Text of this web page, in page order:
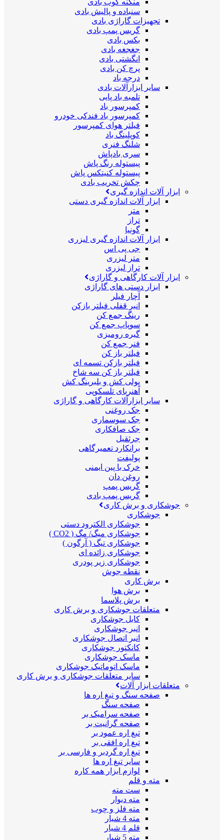
منگنه کوب بادی
سنباده و پالیش بادی
تجهیزات گاراژی بادی
گریس پمپ بادی
بکس بادی
جغجغه بادی
انگشتی بادی
پرچ کن بادی
درجه باد
سایر ابزارآلات بادی
تلمبه باد پایی
کمپرسور باد
کمپرسور باد فندکی خودرو
فیلتر هوای کمپرسور
کوپلینگ باد
شلنگ فنری
سری بادپاش
پیستوله رنگ پاش
پیستوله کنیتکس پاش
چکش تخریب بادی
ابزار آلات اندازه گیری
ابزار آلات اندازه گیری دستی
متر
تراز
گونیا
ابزار آلات اندازه گیری لیزری
جی پی اس
متر لیزری
تراز لیزری
ابزار آلات کارگاهی و گاراژی
ابزار دستی های گاراژی
آچار فیلر
انبر قفلی فیلتر بازکن
رینگ جمع کن
سوپاپ جمع کن
گیره رومیزی
فنر جمع کن
فیلتر باز کن
فیلتر بازکن تسمه ای
فیلتر باز کن سه شاخ
پولی کش و بلبرینگ کش
آهنربای تلسکوپی
سایر ابزارآلات کارگاهی و گاراژی
جک روغنی
جک سوسماری
جک صافکاری
جرثقیل
برانکارد تعمیرگاهی
پولیفت
خرک با پین ایمنی
روغن دان
گریس پمپ
گریس پمپ بادی
جوشکاری و برش کاری
جوشکاری
جوشکاری الکترود دستی
جوشکاری میگ/ مگ ( CO2 )
جوشکاری تیگ ( آرگون )
جوشکاری زائده ای
جوشکاری زیر پودری
نقطه جوش
برش کاری
برش هوا
برش پلاسما
متعلقات جوشکاری و برش کاری
کابل جوشکاری
انبر جوشکاری
انبر اتصال جوشکاری
کانکتور جوشکاری
ماسک جوشکاری
ماسک اتوماتیک جوشکاری
سایر متعلقات جوشکاری و برش کاری
متعلقات ابزار آلات
صفحه سنگ و تیغ اره ها
صفحه سنگ
صفحه سرامیک بر
صفحه گرانیت بر
تیغ اره عمود بر
تیغ اره افقی بر
تیغ اره گردبر و فارسی بر
سایر تیغ اره ها
لوازم ابزار همه کاره
مته و قلم
ست مته
مته دیوار
مته فلز و چوب
مته 4 شیار
قلم 4 شیار
مته 5 شیار